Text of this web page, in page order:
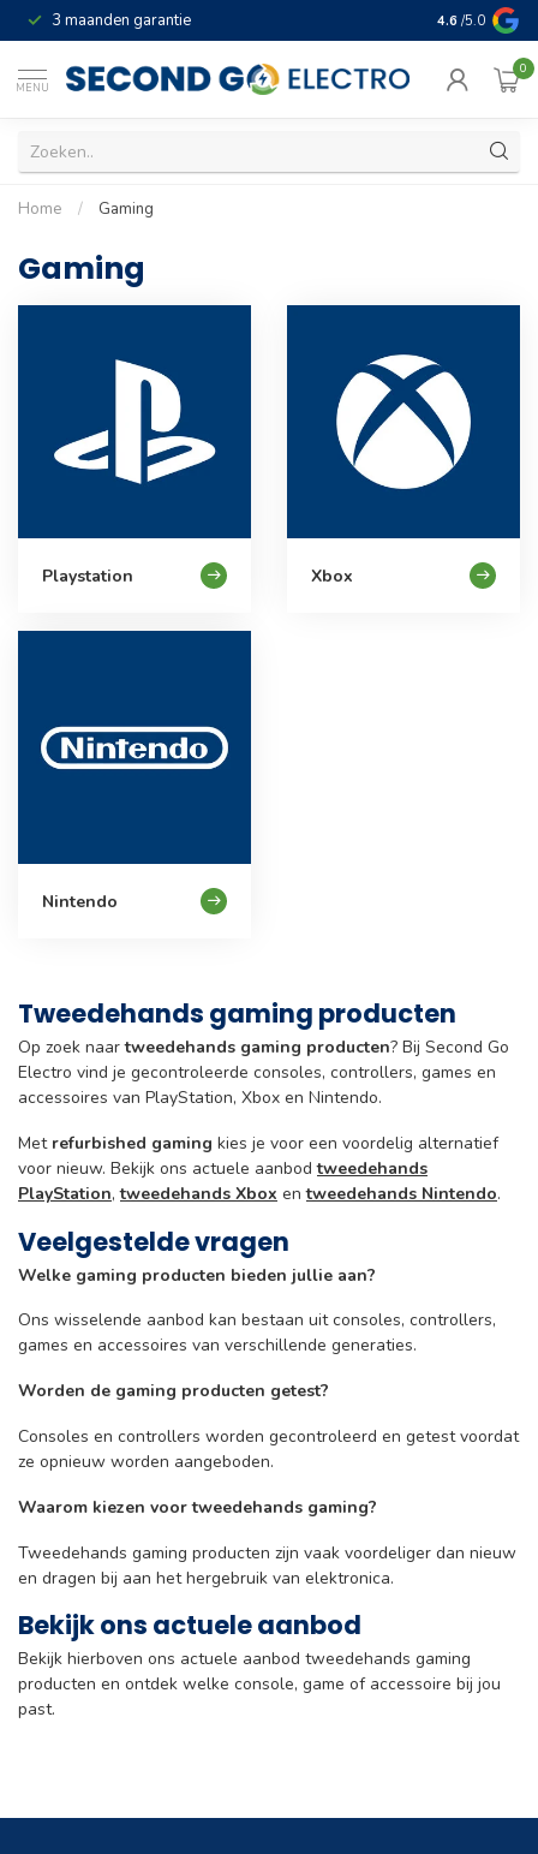
3 maanden garantie Geld terug
4.6 /5.0
MENU
0
Home / Gaming
Gaming
Playstation Xbox
Nintendo
Tweedehands gaming producten
Op zoek naartweedehands gaming producten? Bij Second Go
Electro vind je gecontroleerde consoles, controllers, games en
accessoires van PlayStation, Xbox en Nintendo.
Met refurbished gaming kies je voor een voordelig alternatief
voor nieuw. Bekijk ons actuele aanbodtweedehands
PlayStation,tweedehands Xbox entweedehands Nintendo.
Veelgestelde vragen
Welke gaming producten bieden jullie aan?
Ons wisselende aanbod kan bestaan uit consoles, controllers,
games en accessoires van verschillende generaties.
Worden de gaming producten getest?
Consoles en controllers worden gecontroleerd en getest voordat
ze opnieuw worden aangeboden.
Waarom kiezen voor tweedehands gaming?
Tweedehands gaming producten zijn vaak voordeliger dan nieuw
en dragen bij aan het hergebruik van elektronica.
Bekijk ons actuele aanbod
Bekijk hierboven ons actuele aanbod tweedehands gaming
producten en ontdek welke console, game of accessoire bij jou
past.